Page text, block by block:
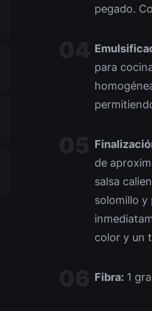
pegado.
para
de
salsa
solomillo y
color y un
Fibra: 1